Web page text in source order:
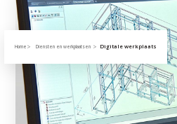
Home Diensten en werkplaatsen Digitale werkplaats